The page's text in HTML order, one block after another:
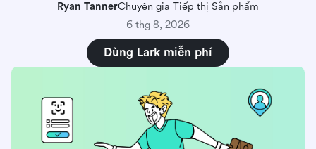
Ryan TannerChuyên gia Tiếp thị Sản phẩm
6 thg 8, 2026
Dùng Lark miễn phí